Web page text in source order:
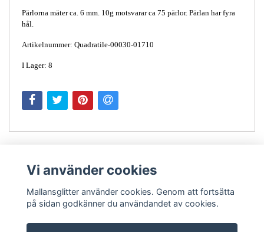
Pärlorna mäter ca. 6 mm. 10g motsvarar ca 75 pärlor. Pärlan har fyra
hål.
Artikelnummer: Quadratile-00030-01710
I Lager: 8
Vi använder cookies
Mallansglitter använder cookies. Genom att fortsätta
på sidan godkänner du användandet av cookies.